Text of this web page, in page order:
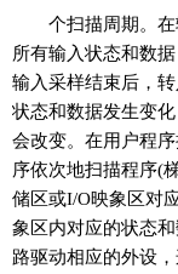
个扫描周期。
所有输入状态和数
输入采样结束后，
状态和数据发生变
会改变。在用户程
序依次地扫描程序(
储区或I/O映象区对
象区内对应的状态
路驱动相应的外设